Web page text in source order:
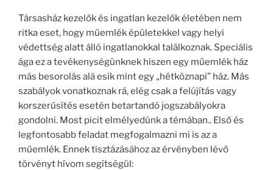
Társasház kezelők és ingatlan kezelők életében nem
ritka eset, hogy műemlék épületekkel vagy helyi
védettség alatt álló ingatlanokkal találkoznak. Speciális
ága ez a tevékenységünknek hiszen egy műemlék ház
más besorolás alá esik mint egy „hétköznapi” ház. Más
szabályok vonatkoznak rá, elég csak a felújítás vagy
korszerűsítés esetén betartandó jogszabályokra
gondolni. Most picit elmélyedünk a témában.. Első és
legfontosabb feladat megfogalmazni mi is az a
műemlék. Ennek tisztázásához az érvényben lévő
törvényt hívom segítségül: